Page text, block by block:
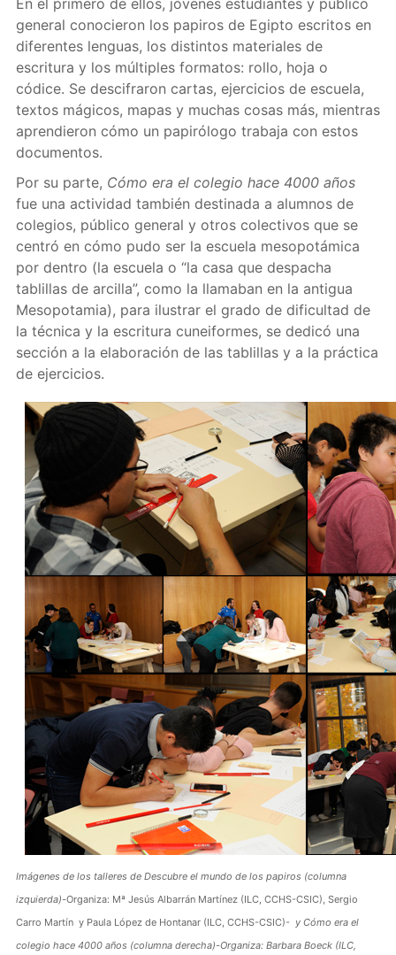
En el primero de ellos, jóvenes estudiantes y público
general conocieron los papiros de Egipto escritos en
diferentes lenguas, los distintos materiales de
escritura y los múltiples formatos: rollo, hoja o
códice. Se descifraron cartas, ejercicios de escuela,
textos mágicos, mapas y muchas cosas más, mientras
aprendieron cómo un papirólogo trabaja con estos
documentos.
Por su parte, Cómo era el colegio hace 4000 años
fue una actividad también destinada a alumnos de
colegios, público general y otros colectivos que se
centró en cómo pudo ser la escuela mesopotámica
por dentro (la escuela o “la casa que despacha
tablillas de arcilla”, como la llamaban en la antigua
Mesopotamia), para ilustrar el grado de dificultad de
la técnica y la escritura cuneiformes, se dedicó una
sección a la elaboración de las tablillas y a la práctica
de ejercicios.
Imágenes de los talleres de Descubre el mundo de los papiros (columna
izquierda)-Organiza: Mª Jesús Albarrán Martínez (ILC, CCHS-CSIC), Sergio
Carro Martín y Paula López de Hontanar (ILC, CCHS-CSIC)- y Cómo era el
colegio hace 4000 años (columna derecha)-Organiza: Barbara Boeck (ILC,